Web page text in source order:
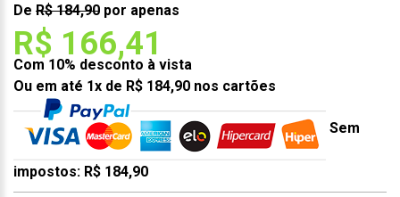
De R$ 184,90 por apenas
R$ 166,41
Com 10% desconto à vista
Ou em até 1x de R$ 184,90 nos cartões
Sem
impostos: R$ 184,90